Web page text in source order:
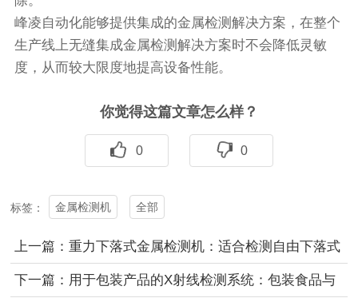
峰凌自动化能够提供集成的金属检测解决方案，在整个
生产线上无缝集成金属检测解决方案时不会降低灵敏
度，从而较大限度地提高设备性能。
你觉得这篇文章怎么样？
0 0
标签： 金属检测机 全部
上一篇：重力下落式金属检测机：适合检测自由下落式
粉末、谷粒或颗粒
下一篇：用于包装产品的X射线检测系统：包装食品与